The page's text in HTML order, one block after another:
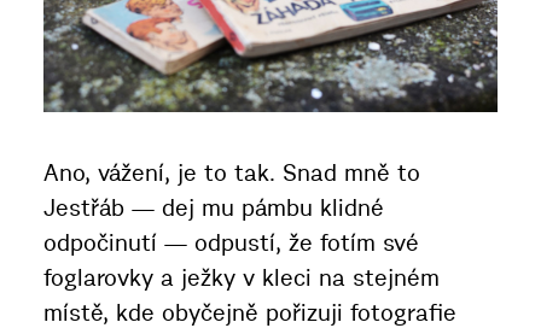
Ano, vážení, je to tak. Snad mně to
Jestřáb — dej mu pámbu klidné
odpočinutí — odpustí, že fotím své
foglarovky a ježky v kleci na stejném
místě, kde obyčejně pořizuji fotografie